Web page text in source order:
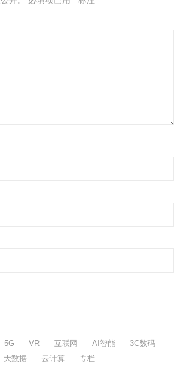
5G VR 互联网 AI智能
3C数码
大数据
云计算 专栏